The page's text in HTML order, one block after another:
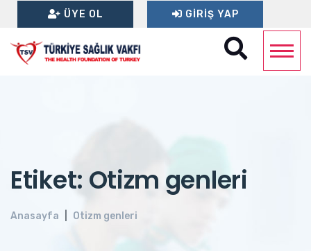
ÜYE OL GIRIŞ YAP
Etiket: Otizm genleri
Anasayfa Otizm genleri